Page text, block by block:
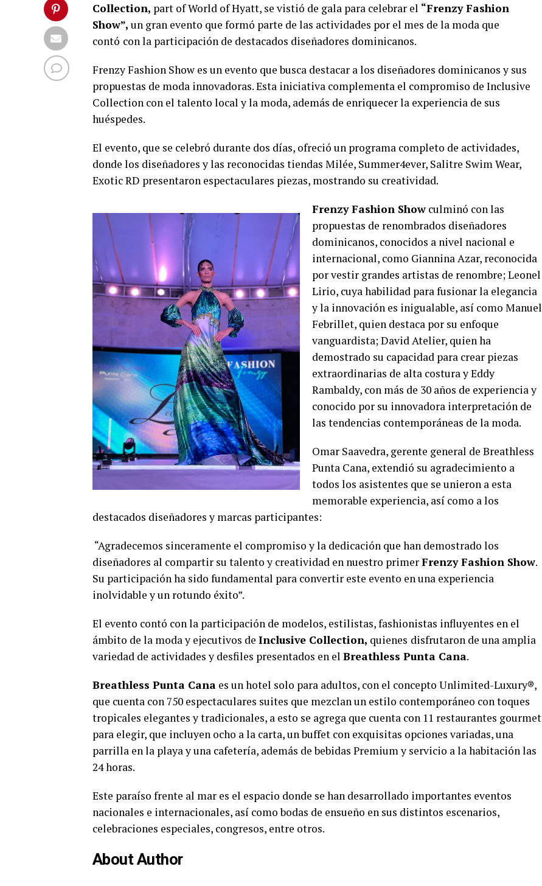
Collection, part of World of Hyatt, se vistió de gala para celebrar el “Frenzy Fashion
Show”, un gran evento que formó parte de las actividades por el mes de la moda que
contó con la participación de destacados diseñadores dominicanos.
Frenzy Fashion Show es un evento que busca destacar a los diseñadores dominicanos y sus
propuestas de moda innovadoras. Esta iniciativa complementa el compromiso de Inclusive
Collection con el talento local y la moda, además de enriquecer la experiencia de sus
huéspedes.
El evento, que se celebró durante dos días, ofreció un programa completo de actividades,
donde los diseñadores y las reconocidas tiendas Milée, Summer4ever, Salitre Swim Wear,
Exotic RD presentaron espectaculares piezas, mostrando su creatividad.
Frenzy Fashion Show culminó con las
propuestas de renombrados diseñadores
dominicanos, conocidos a nivel nacional e
internacional, como Giannina Azar, reconocida
por vestir grandes artistas de renombre; Leonel
Lirio, cuya habilidad para fusionar la elegancia
y la innovación es inigualable, así como Manuel
Febrillet, quien destaca por su enfoque
vanguardista; David Atelier, quien ha
demostrado su capacidad para crear piezas
extraordinarias de alta costura y Eddy
Rambaldy, con más de 30 años de experiencia y
conocido por su innovadora interpretación de
las tendencias contemporáneas de la moda.
Omar Saavedra, gerente general de Breathless
Punta Cana, extendió su agradecimiento a
todos los asistentes que se unieron a esta
memorable experiencia, así como a los
destacados diseñadores y marcas participantes:
“Agradecemos sinceramente el compromiso y la dedicación que han demostrado los
diseñadores al compartir su talento y creatividad en nuestro primerFrenzy Fashion Show.
Su participación ha sido fundamental para convertir este evento en una experiencia
inolvidable y un rotundo éxito”.
El evento contó con la participación de modelos, estilistas, fashionistas influyentes en el
ámbito de la moda y ejecutivos de Inclusive Collection, quienes disfrutaron de una amplia
variedad de actividades y desfiles presentados en el Breathless Punta Cana.
Breathless Punta Cana es un hotel solo para adultos, con el concepto Unlimited-Luxury®,
que cuenta con 750 espectaculares suites que mezclan un estilo contemporáneo con toques
tropicales elegantes y tradicionales, a esto se agrega que cuenta con 11 restaurantes gourmet
para elegir, que incluyen ocho a la carta, un buffet con exquisitas opciones variadas, una
parrilla en la playa y una cafetería, además de bebidas Premium y servicio a la habitación las
24 horas.
Este paraíso frente al mar es el espacio donde se han desarrollado importantes eventos
nacionales e internacionales, así como bodas de ensueño en sus distintos escenarios,
celebraciones especiales, congresos, entre otros.
About Author